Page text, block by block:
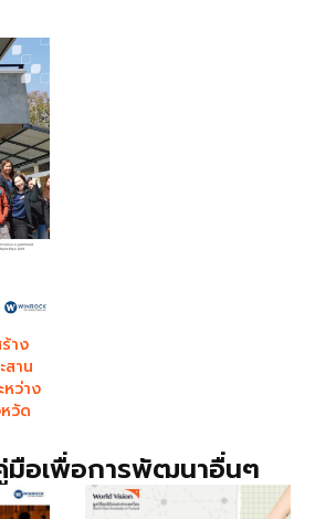
าง
สาน
หว่าง
วัด
มือเพื่อการพัฒนาอื่นๆ